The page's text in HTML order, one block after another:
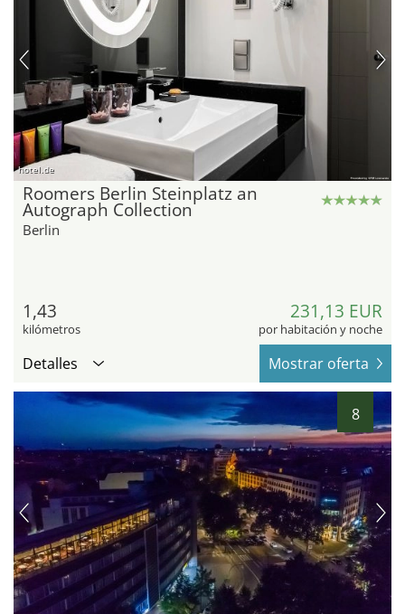
hotel.de
Roomers Berlin Steinplatz an
Autograph Collection
Berlin
1,43
kilómetros
231,13 EUR
por habitación y noche
Detalles Mostrar oferta
8